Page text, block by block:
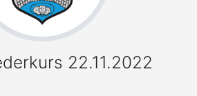
22.11.2022